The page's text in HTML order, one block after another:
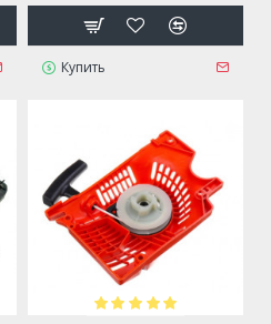
Купить